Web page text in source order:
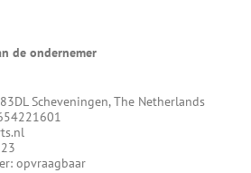
de ondernemer
Scheveningen, The Netherlands
opvraagbaar